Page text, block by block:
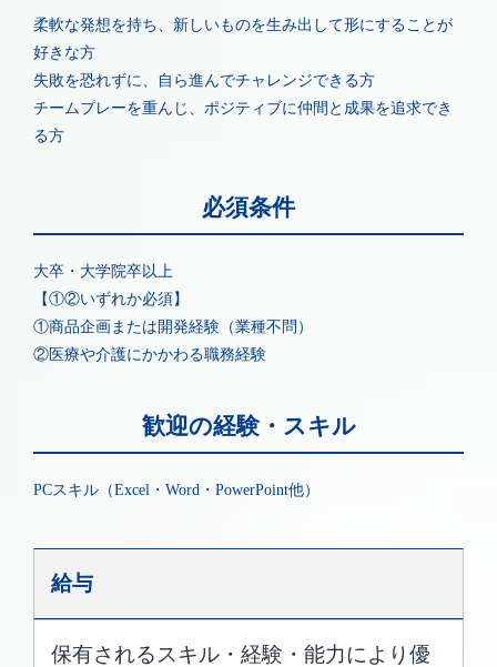
柔軟な発想を持ち、新しいものを生み出して形にすることが
好きな方
失敗を恐れずに、自ら進んでチャレンジできる方
チームプレーを重んじ、ポジティブに仲間と成果を追求でき
る方
必須条件
大卒・大学院卒以上
【①②いずれか必須】
①商品企画または開発経験（業種不問）
②医療や介護にかかわる職務経験
歓迎の経験・スキル
PCスキル（Excel・Word・PowerPoint他）
給与
保有されるスキル・経験・能力により優